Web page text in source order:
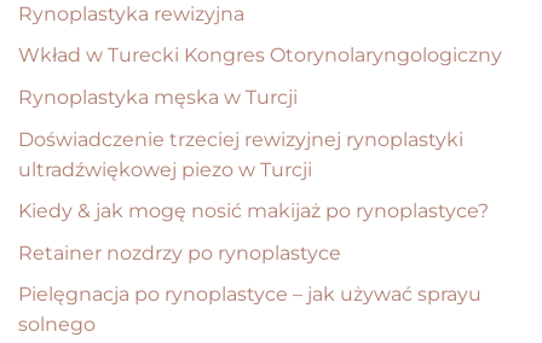
Rynoplastyka rewizyjna
Wkład w Turecki Kongres Otorynolaryngologiczny
Rynoplastyka męska w Turcji
Doświadczenie trzeciej rewizyjnej rynoplastyki
ultradźwiękowej piezo w Turcji
Kiedy & jak mogę nosić makijaż po rynoplastyce?
Retainer nozdrzy po rynoplastyce
Pielęgnacja po rynoplastyce – jak używać sprayu
solnego